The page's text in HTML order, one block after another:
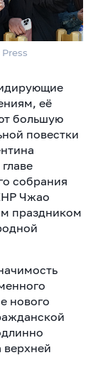
её
большую
повестки
собрания
Чжао
праздником
нового
верхней